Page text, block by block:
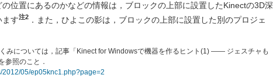
位置にあるのかなどの情報は，ブロックの上部に設置したKinectの3D深
ます注2 ．また，ひよこの影は，ブロックの上部に設置した別のプロジェ
みについては，記事「Kinect for Windowsで機器を作るヒント(1) ―― ジェスチャも
参照のこと．
2012/05/ep05knc1.php?page=2